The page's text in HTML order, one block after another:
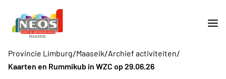
Provincie Limburg/Maaseik/Archief activiteiten/
Kaarten en Rummikub in WZC op 29.06.26